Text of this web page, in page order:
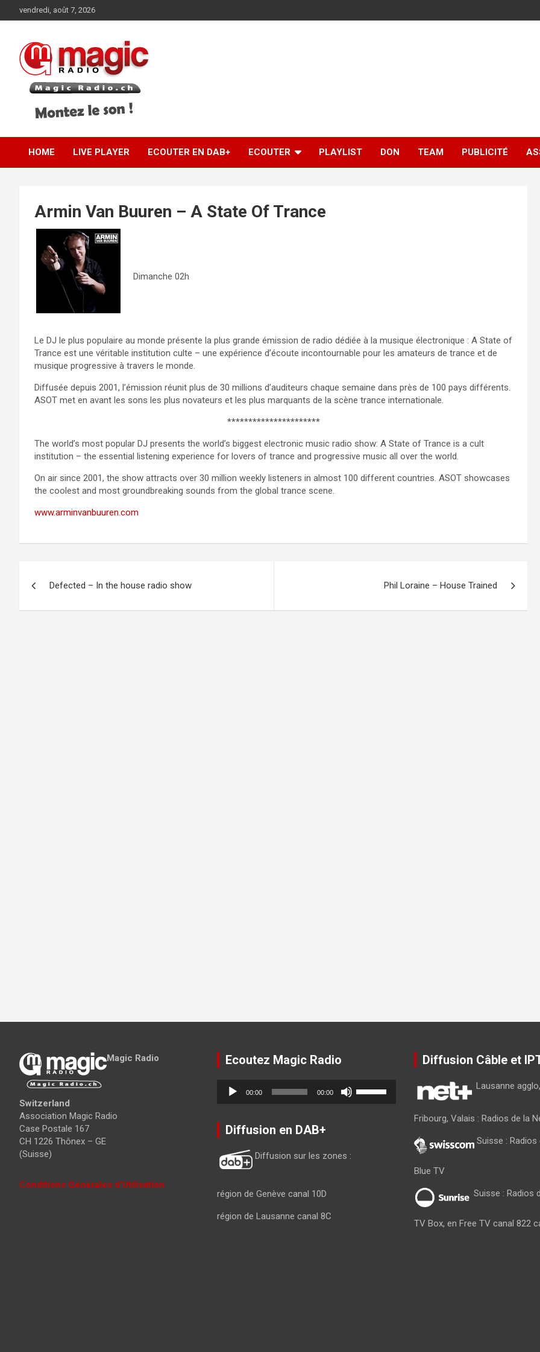
au
vendredi, août 7, 2026
Magic Radio .ch |
Magic Radio
Switzerland
HOME LIVE PLAYER ECOUTER EN DAB+ ECOUTER PLAYLIST DON TEAM PUBLICITÉ
Armin Van Buuren – A State Of Trance
Dimanche 02h
Le DJ le plus populaire au monde présente la plus grande émission de radio dédiée à la musique électronique : A State of
Trance est une véritable institution culte – une expérience d’écoute incontournable pour les amateurs de trance et de
musique progressive à travers le monde.
Diffusée depuis 2001, l’émission réunit plus de 30 millions d’auditeurs chaque semaine dans près de 100 pays différents.
ASOT met en avant les sons les plus novateurs et les plus marquants de la scène trance internationale.
**********************
The world’s most popular DJ presents the world’s biggest electronic music radio show: A State of Trance is a cult
institution – the essential listening experience for lovers of trance and progressive music all over the world.
On air since 2001, the show attracts over 30 million weekly listeners in almost 100 different countries. ASOT showcases
the coolest and most groundbreaking sounds from the global trance scene.
www.arminvanbuuren.com
Defected – In the house radio show Phil Loraine – House Trained
Magic Radio
Switzerland
Association Magic Radio
Case Postale 167
CH 1226 Thônex – GE
(Suisse)
Conditions Générales d’Utilisation
Ecoutez Magic Radio
Lecteur
audio
00:00 00:00
Diffusion en DAB+
Diffusion sur les zones :
région de Genève canal 10D
région de Lausanne canal 8C
Diffusion Câble et
Lausanne
Fribourg, Valais : Radios de la
Suisse :
Blue TV
Suisse : Radios
TV Box, en Free TV canal 822